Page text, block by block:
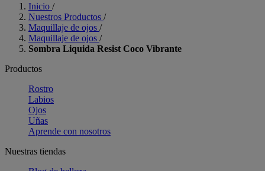
Inicio /
Nuestros Productos /
Maquillaje de ojos /
Maquillaje de ojos /
Sombra Liquida Resist Coco Vibrante
Productos
Rostro
Labios
Ojos
Uñas
Aprende con nosotros
Nuestras tiendas